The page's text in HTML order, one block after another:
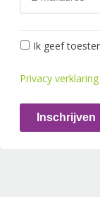
Ik geef
Privacy verklaring
Inschrijven